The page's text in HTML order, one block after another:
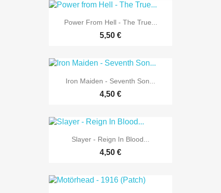
Power From Hell - The True...
5,50 €
Iron Maiden - Seventh Son...
4,50 €
Slayer - Reign In Blood...
4,50 €